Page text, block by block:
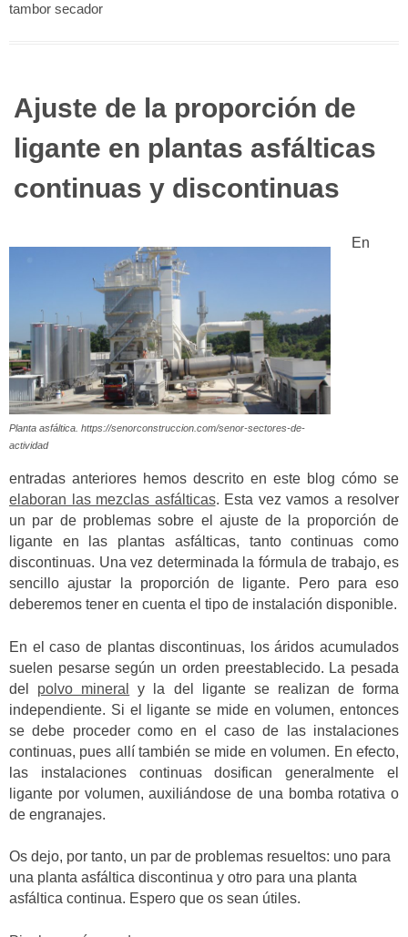
tambor secador
Ajuste de la proporción de
ligante en plantas asfálticas
continuas y discontinuas
Planta asfáltica. https://senorconstruccion.com/senor-sectores-de-
actividad
En
entradas anteriores hemos descrito en este blog cómo se
elaboran las mezclas asfálticas. Esta vez vamos a resolver
un par de problemas sobre el ajuste de la proporción de
ligante en las plantas asfálticas, tanto continuas como
discontinuas. Una vez determinada la fórmula de trabajo, es
sencillo ajustar la proporción de ligante. Pero para eso
deberemos tener en cuenta el tipo de instalación disponible.
En el caso de plantas discontinuas, los áridos acumulados
suelen pesarse según un orden preestablecido. La pesada
del polvo mineral
y la del ligante se realizan de forma
independiente. Si el ligante se mide en volumen, entonces
se debe proceder como en el caso de las instalaciones
continuas, pues allí también se mide en volumen. En efecto,
las instalaciones continuas dosifican generalmente el
ligante por volumen, auxiliándose de una bomba rotativa o
de engranajes.
Os dejo, por tanto, un par de problemas resueltos: uno para
una planta asfáltica discontinua y otro para una planta
asfáltica continua. Espero que os sean útiles.